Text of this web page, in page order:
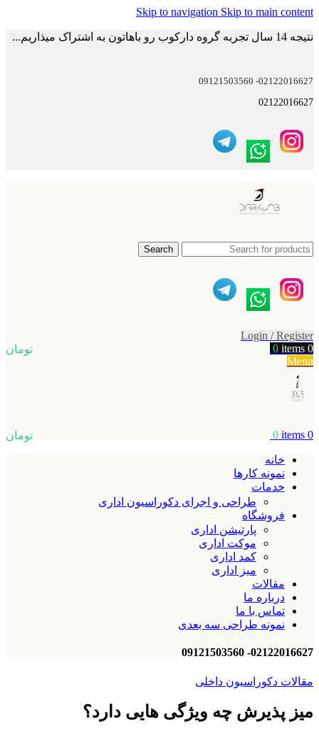
Skip to navigation Skip to main content
نتیجه 14 سال تجربه گروه دارکوب رو باهاتون به اشتراک میذاریم...
02122016627- 09121503560
02122016627
Search
Login / Register
0
items
0
تومان
Menu
0
items
0
تومان
خانه
نمونه کارها
خدمات
طراحی و اجرای دکوراسیون اداری
فروشگاه
پارتیشن اداری
موکت اداری
کمد اداری
میز اداری
مقالات
درباره ما
تماس با ما
نمونه طراحی سه بعدی
02122016627- 09121503560
مقالات دکوراسیون داخلی
میز پذیرش چه ویژگی هایی دارد؟